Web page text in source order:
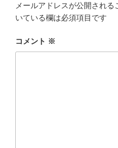
メールアドレスが公開される
いている欄は必須項目です
コメント ※